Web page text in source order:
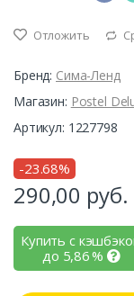
Отложить
Бренд: Сима-Ленд
Магазин: Postel
Артикул: 1227798
-23.68%
290,00 руб.
Купить с
до 5,86%